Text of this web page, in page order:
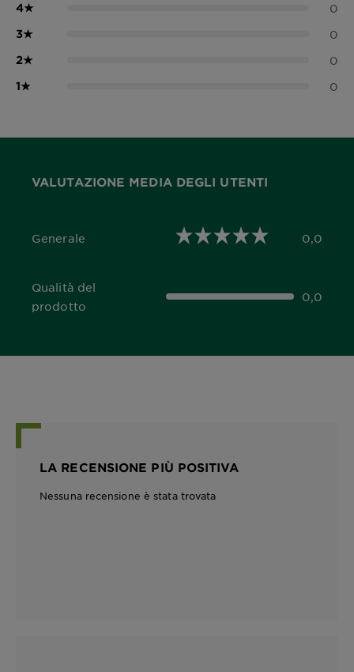
4★ 0
3★ 0
2★ 0
1★ 0
VALUTAZIONE MEDIA DEGLI UTENTI
Generale
0,0 out of 5 stars 0,0
Qualità del
prodotto
0,0 out of 5 stars 0,0
LA RECENSIONE PIÙ POSITIVA
Nessuna recensione è stata trovata